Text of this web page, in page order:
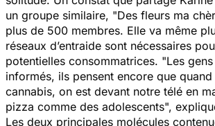
un groupe similaire, "Des fleurs ma
plus de 500 membres. Elle va même
réseaux d’entraide sont nécessaires
potentielles consommatrices. "Les
informés, ils pensent encore que
cannabis, on est devant notre télé en
pizza comme des adolescents",
Les deux principales molécules